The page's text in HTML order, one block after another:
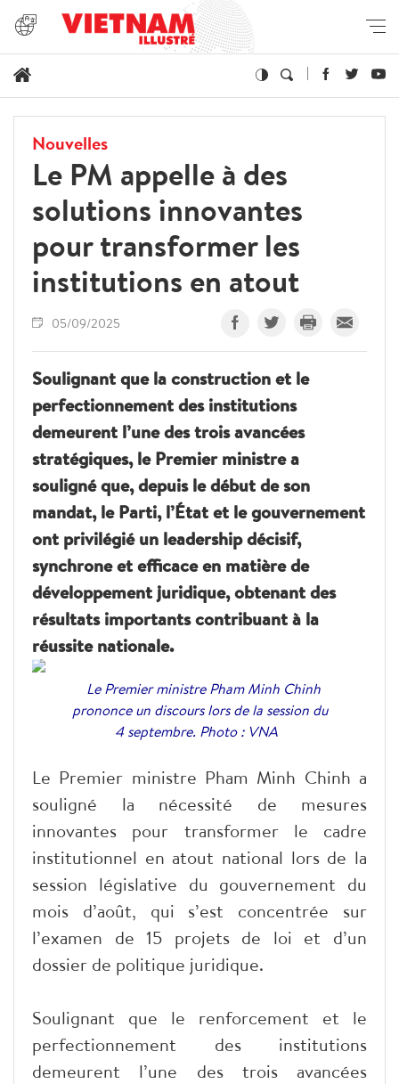
Nouvelles
Le PM appelle à des
solutions innovantes
pour transformer les
institutions en atout
05/09/2025
Soulignant que la construction et le
perfectionnement des institutions
demeurent l’une des trois avancées
stratégiques, le Premier ministre a
souligné que, depuis le début de son
mandat, le Parti, l’État et le gouvernement
ont privilégié un leadership décisif,
synchrone et efficace en matière de
développement juridique, obtenant des
résultats importants contribuant à la
réussite nationale.
Le Premier ministre Pham Minh Chinh
prononce un discours lors de la session du
4 septembre. Photo : VNA
Le Premier ministre Pham Minh Chinh a
souligné la nécessité de mesures
innovantes pour transformer le cadre
institutionnel en atout national lors de la
session législative du gouvernement du
mois d’août, qui s’est concentrée sur
l’examen de 15 projets de loi et d’un
dossier de politique juridique.
Soulignant que le renforcement et le
perfectionnement des institutions
demeurent l’une des trois avancées